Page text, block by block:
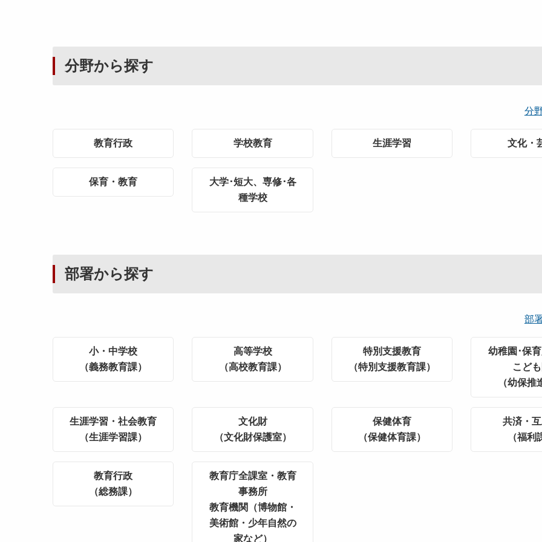
分野から探す
分
教育行政 学校教育 生涯学習 文化・
保育・教育
大学･短大、専修･各
種学校
部署から探す
部
小・中学校
（義務教育課）
高等学校
（高校教育課）
特別支援教育
（特別支援教育課）
幼稚園･保
こど
（幼保推
生涯学習・社会教育
（生涯学習課）
文化財
（文化財保護室）
保健体育
（保健体育課）
共済・
（福利
教育行政
（総務課）
教育庁全課室・教育
事務所
教育機関（博物館・
美術館・少年自然の
家など）